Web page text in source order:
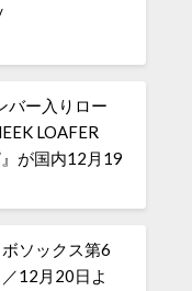
バー入りロー
LOAFER
が国内12月19
ソックス第6
12月20日よ